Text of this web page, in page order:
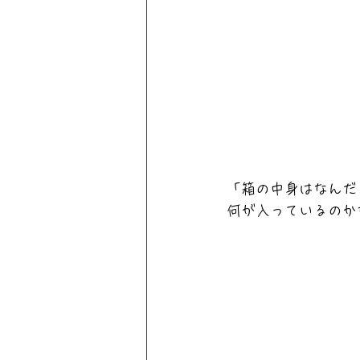
「箱の中身はなんだ
何が入っているの